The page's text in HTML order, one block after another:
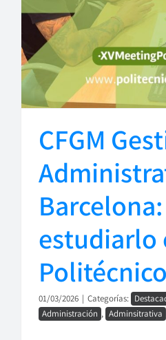
CFGM
estudiarlo
01/03/2026 | Categorías:
Administración , Adminsitrativa